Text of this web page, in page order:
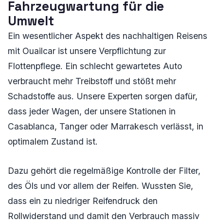
Fahrzeugwartung für die
Umwelt
Ein wesentlicher Aspekt des nachhaltigen Reisens
mit Ouailcar ist unsere Verpflichtung zur
Flottenpflege. Ein schlecht gewartetes Auto
verbraucht mehr Treibstoff und stößt mehr
Schadstoffe aus. Unsere Experten sorgen dafür,
dass jeder Wagen, der unsere Stationen in
Casablanca, Tanger oder Marrakesch verlässt, in
optimalem Zustand ist.
Dazu gehört die regelmäßige Kontrolle der Filter,
des Öls und vor allem der Reifen. Wussten Sie,
dass ein zu niedriger Reifendruck den
Rollwiderstand und damit den Verbrauch massiv